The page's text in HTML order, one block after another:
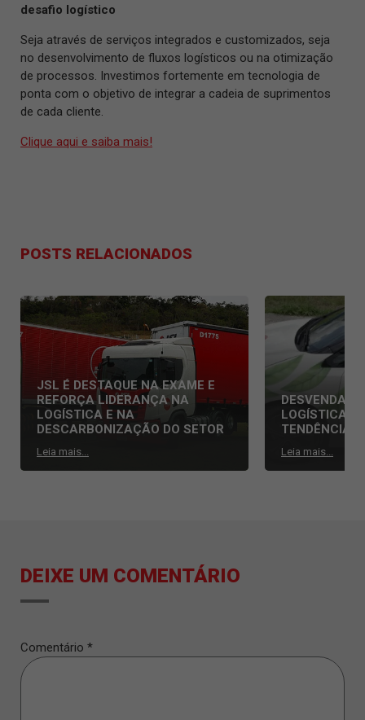
desafio logístico
Seja através de serviços integrados e customizados, seja
no desenvolvimento de fluxos logísticos ou na otimização
de processos. Investimos fortemente em tecnologia de
ponta com o objetivo de integrar a cadeia de suprimentos
de cada cliente.
Clique aqui e saiba mais!
POSTS RELACIONADOS
JSL É DESTAQUE NA EXAME E
REFORÇA LIDERANÇA NA
LOGÍSTICA E NA
DESCARBONIZAÇÃO DO SETOR
Leia mais...
LOGÍSTICA:
TENDÊNCIAS
Leia mais...
DEIXE UM COMENTÁRIO
Comentário *